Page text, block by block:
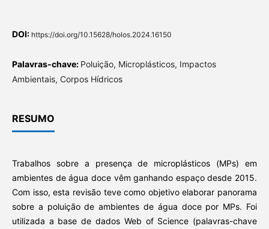
DOI: https://doi.org/10.15628/holos.2024.16150
Palavras-chave: Poluição, Microplásticos, Impactos
Ambientais, Corpos Hídricos
RESUMO
Trabalhos sobre a presença de microplásticos (MPs) em
ambientes de água doce vêm ganhando espaço desde 2015.
Com isso, esta revisão teve como objetivo elaborar panorama
sobre a poluição de ambientes de água doce por MPs. Foi
utilizada a base de dados Web of Science (palavras-chave